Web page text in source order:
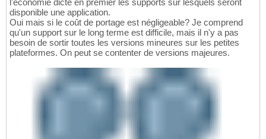
l'économie dicte en premier les supports sur lesquels seront
disponible une application.
Oui mais si le coût de portage est négligeable? Je comprend
qu'un support sur le long terme est difficile, mais il n'y a pas
besoin de sortir toutes les versions mineures sur les petites
plateformes. On peut se contenter de versions majeures.